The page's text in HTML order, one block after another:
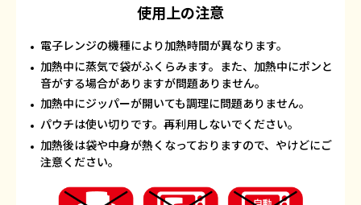
使用上の注意
電子レンジの機種により加熱時間が異なります。
加熱中に蒸気で袋がふくらみます。また、加熱中にポンと
音がする場合がありますが問題ありません。
加熱中にジッパーが開いても調理に問題ありません。
パウチは使い切りです。再利用しないでください。
加熱後は袋や中身が熱くなっておりますので、やけどにご
注意ください。